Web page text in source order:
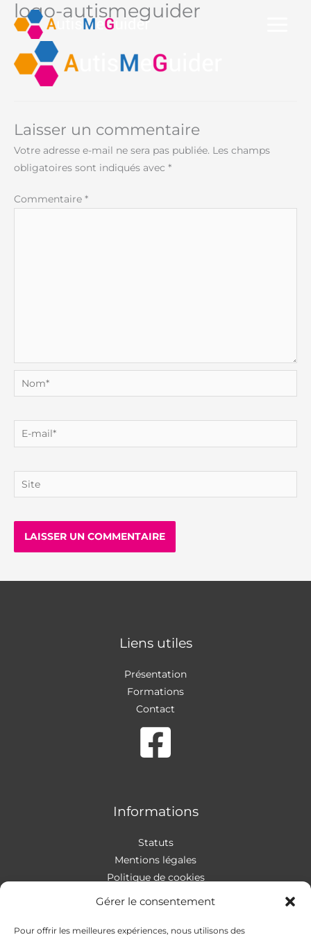
Gérer le consentement
Pour offrir les meilleures expériences, nous utilisons des
Aller
contenu
logo-autismeguider
Laisser un commentaire
Votre adresse e-mail ne sera pas publiée. Les champs
obligatoires sont indiqués avec *
Commentaire *
Nom*
E-
mail*
Site
Liens utiles
Présentation
Formations
Contact
Informations
Statuts
Mentions légales
Politique de cookies